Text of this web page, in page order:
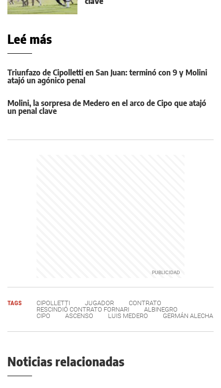
Leé más
Triunfazo de Cipolletti en San Juan: terminó con 9 y Molini
atajó un agónico penal
Molini, la sorpresa de Medero en el arco de Cipo que atajó
un penal clave
TAGS CIPOLLETTI JUGADOR
CONTRATO
RESCINDIÓ CONTRATO FORNARI
ALBINEGRO
CIPO
ASCENSO LUIS MEDERO GERMÁN ALECHA
Noticias relacionadas